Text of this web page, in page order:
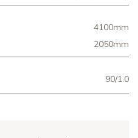
4100mm
2050mm
90/1.0